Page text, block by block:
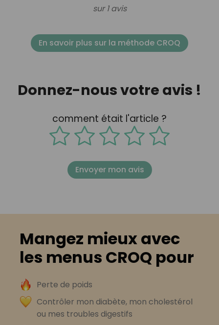
sur 1 avis
En savoir plus sur la méthode CROQ
Donnez-nous votre avis !
comment était l'article ?
Envoyer mon avis
Mangez mieux avec
les menus CROQ pour
Perte de poids
Contrôler mon diabète, mon cholestérol
ou mes troubles digestifs